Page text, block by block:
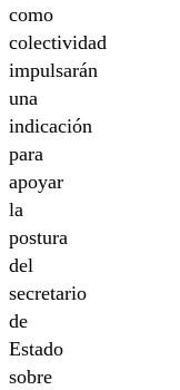
como
colectividad
impulsarán
una
indicación
para
apoyar
la
postura
del
secretario
de
Estado
sobre